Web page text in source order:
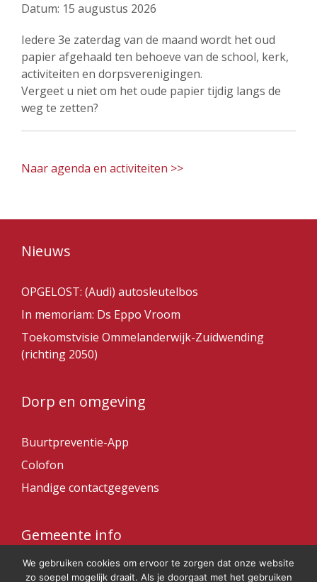
Datum: 15 augustus 2026
Iedere 3e zaterdag van de maand wordt het oud
papier afgehaald ten behoeve van de school, kerk,
activiteiten en dorpsverenigingen.
Vergeet u niet om het oude papier tijdig langs de
weg te zetten?
Naar agenda en activiteiten >>
Nieuws
OPGELOST: (Audi) autosleutelbos
In memoriam: Ds Eppo Vroom
Toekomstvisie Ommelanderwijk-Zuidwending
(richting 2050)
Dorp en omgeving
Buurtpreventie-App
Colofon
Handige contactgegevens
Gemeente info
Gemeente Veendam
We gebruiken cookies om ervoor te zorgen dat onze website
zo soepel mogelijk draait. Als je doorgaat met het gebruiken